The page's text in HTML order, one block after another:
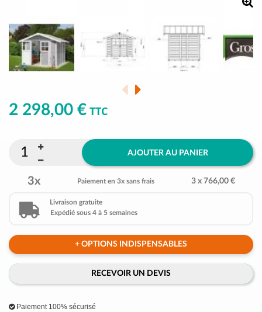
2 298,00 € TTC
AJOUTER AU PANIER
3x Paiement en 3x sans frais 3 x 766,00 €
Livraison gratuite
Expédié sous 4 à 5 semaines
+ OPTIONS INDISPENSABLES
RECEVOIR UN DEVIS
Paiement 100% sécurisé